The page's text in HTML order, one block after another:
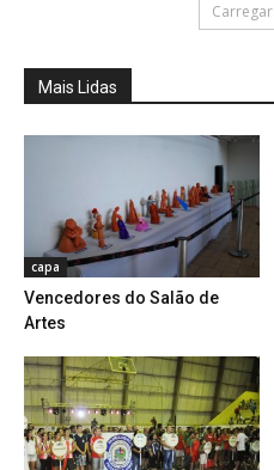
Mais Lidas
capa
Vencedores do Salão de
Artes